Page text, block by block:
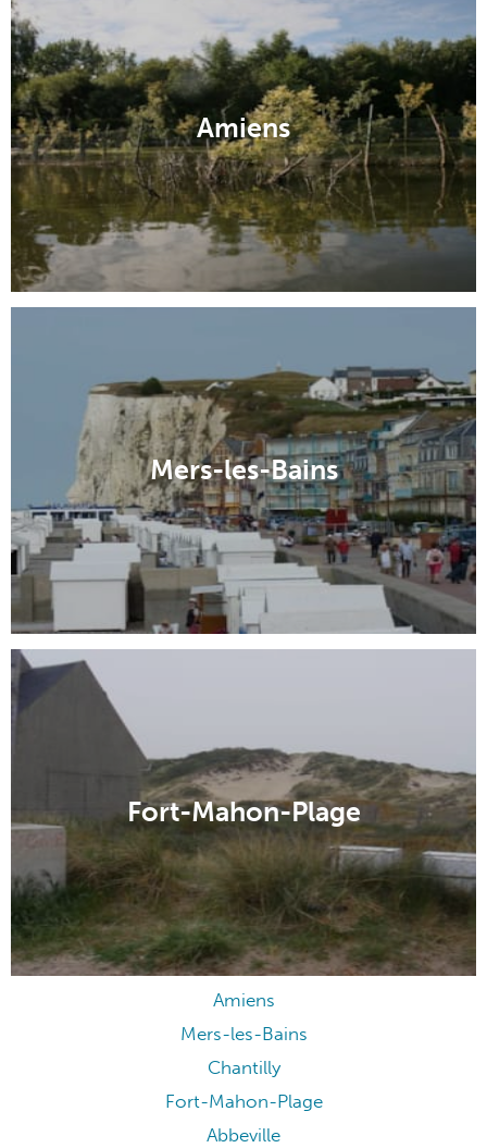
Amiens
Mers-les-Bains
Fort-Mahon-Plage
Amiens
Mers-les-Bains
Chantilly
Fort-Mahon-Plage
Abbeville